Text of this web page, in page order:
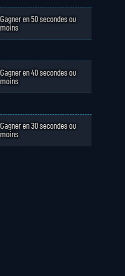
Gagner en 50 secondes ou
moins
Gagner en 40 secondes ou
moins
Gagner en 30 secondes ou
moins